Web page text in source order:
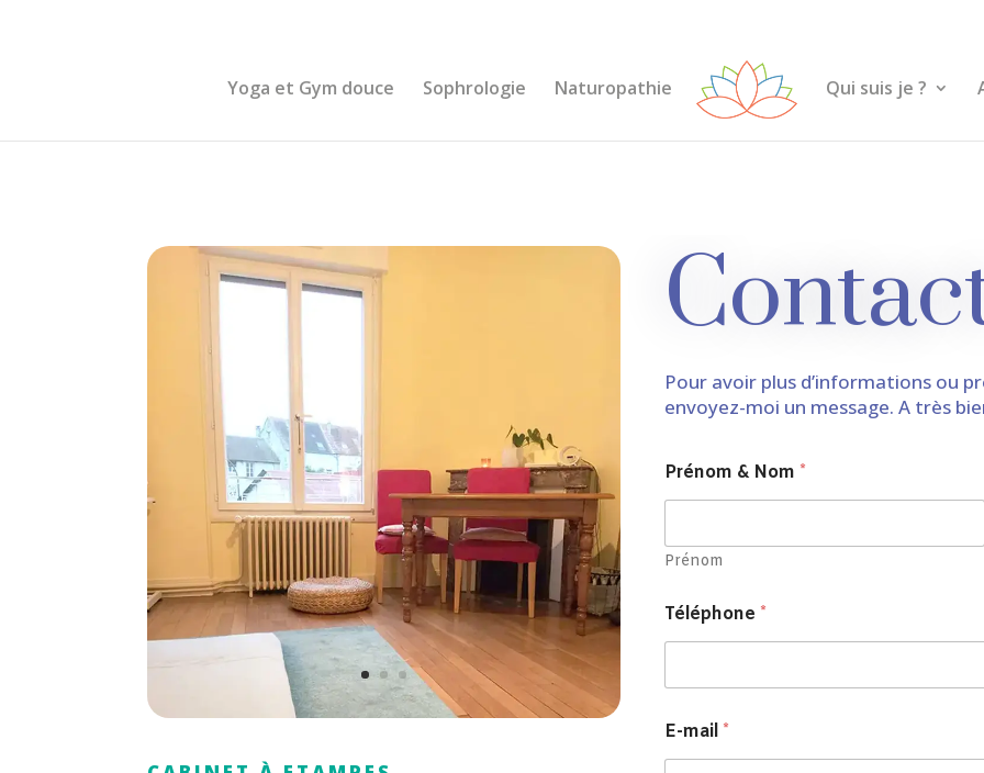
Yoga et Gym douce Sophrologie Naturopathie Qui suis je ?
Pour avoir plus d’informations ou
envoyez-moi un message. A très
Prénom & Nom *
Prénom
Téléphone *
E-mail *